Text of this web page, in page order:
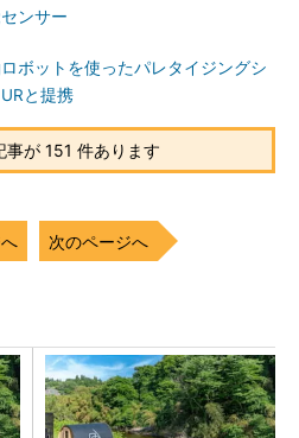
ンサー
ボットを使ったパレタイジングシ
と提携
事が 151 件あります
次のページへ